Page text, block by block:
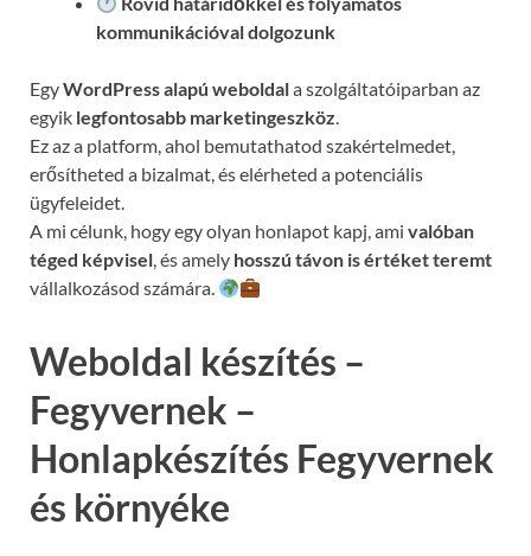
kommunikációvaldolgozunk
EgyWordPress alapú weboldala szolgáltatóiparban az
egyik legfontosabb marketingeszköz.
Ez az a platform, ahol bemutathatod szakértelmedet,
erősítheted a bizalmat, és elérheted a potenciális
ügyfeleidet.
A mi célunk, hogy egy olyan honlapot kapj, ami valóban
téged képvisel, és amely hosszú távon is értéket teremt
vállalkozásod számára.
Weboldal készítés –
Fegyvernek –
Honlapkészítés Fegyvernek
és környéke